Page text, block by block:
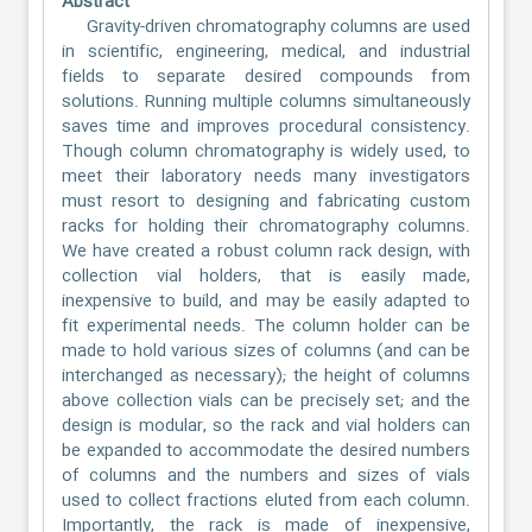
Gravity-driven chromatography columns are used
in scientific, engineering, medical, and industrial
fields to separate desired compounds from
solutions. Running multiple columns simultaneously
saves time and improves procedural consistency.
Though column chromatography is widely used, to
meet their laboratory needs many investigators
must resort to designing and fabricating custom
racks for holding their chromatography columns.
We have created a robust column rack design, with
collection vial holders, that is easily made,
inexpensive to build, and may be easily adapted to
fit experimental needs. The column holder can be
made to hold various sizes of columns (and can be
interchanged as necessary); the height of columns
above collection vials can be precisely set; and the
design is modular, so the rack and vial holders can
be expanded to accommodate the desired numbers
of columns and the numbers and sizes of vials
used to collect fractions eluted from each column.
Importantly, the rack is made of inexpensive,